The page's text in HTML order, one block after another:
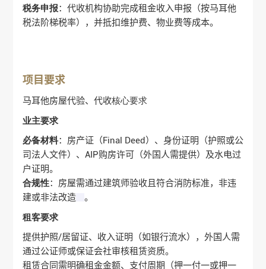
税务申报‌：代收机构协助完成租金收入申报（按马耳他
税法阶梯税率），并抵扣维护费、物业费等成本‌。
项目要求
马耳他房屋代验、代收核心要求
业主要求
必备材料‌：房产证（Final Deed）、身份证明（护照或公
司法人文件）、AIP购房许可（外国人需提供）及水电过
户证明‌。
合规性‌：房屋需通过建筑师验收且符合消防标准，非违
建或非法改造‌
。
租客要求
提供护照/居留证、收入证明（如银行流水），外国人需
通过公证师或保证会社审核租赁资质‌。
租赁合同需明确租金金额、支付周期（押一付一或押一